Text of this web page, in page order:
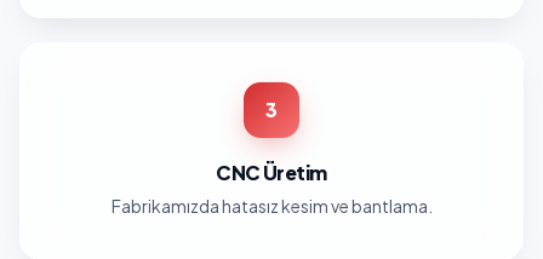
3
CNC Üretim
Fabrikamızda hatasız kesim ve bantlama.